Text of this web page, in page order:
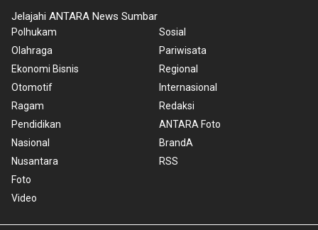
Jelajahi ANTARA News Sumbar
Polhukam
Olahraga
Ekonomi Bisnis
Otomotif
Ragam
Pendidikan
Nasional
Nusantara
Foto
Video
Sosial
Pariwisata
Regional
Internasional
Redaksi
ANTARA Foto
BrandA
RSS